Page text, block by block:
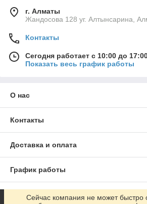
г. Алматы
Жандосова 128 уг. Алтынсарина,
Контакты
Сегодня работает с 10:00 до
Показать весь график работы
О нас
Контакты
Доставка и оплата
График работы
Полная версия сайта
Сейчас компания не может быстро